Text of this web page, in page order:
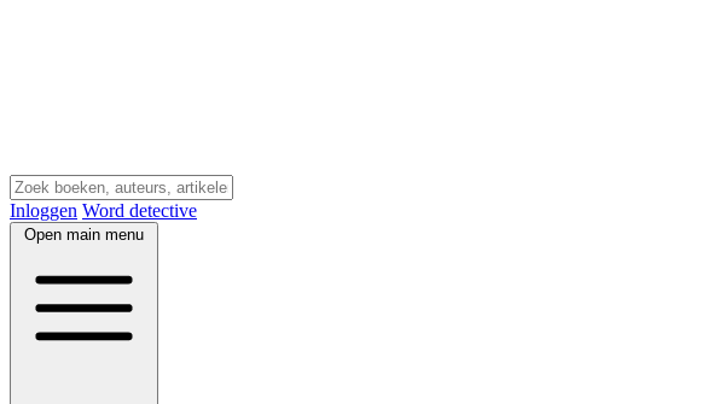
Inloggen Word detective
Open main menu